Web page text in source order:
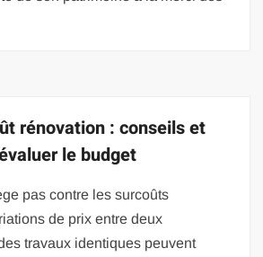
rénovation : conseils et
le budget
pas contre les surcoûts
de prix entre deux
travaux identiques peuvent